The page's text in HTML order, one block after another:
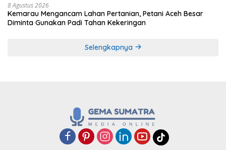
8 Agustus 2026
Kemarau Mengancam Lahan Pertanian, Petani Aceh Besar
Diminta Gunakan Padi Tahan Kekeringan
Selengkapnya